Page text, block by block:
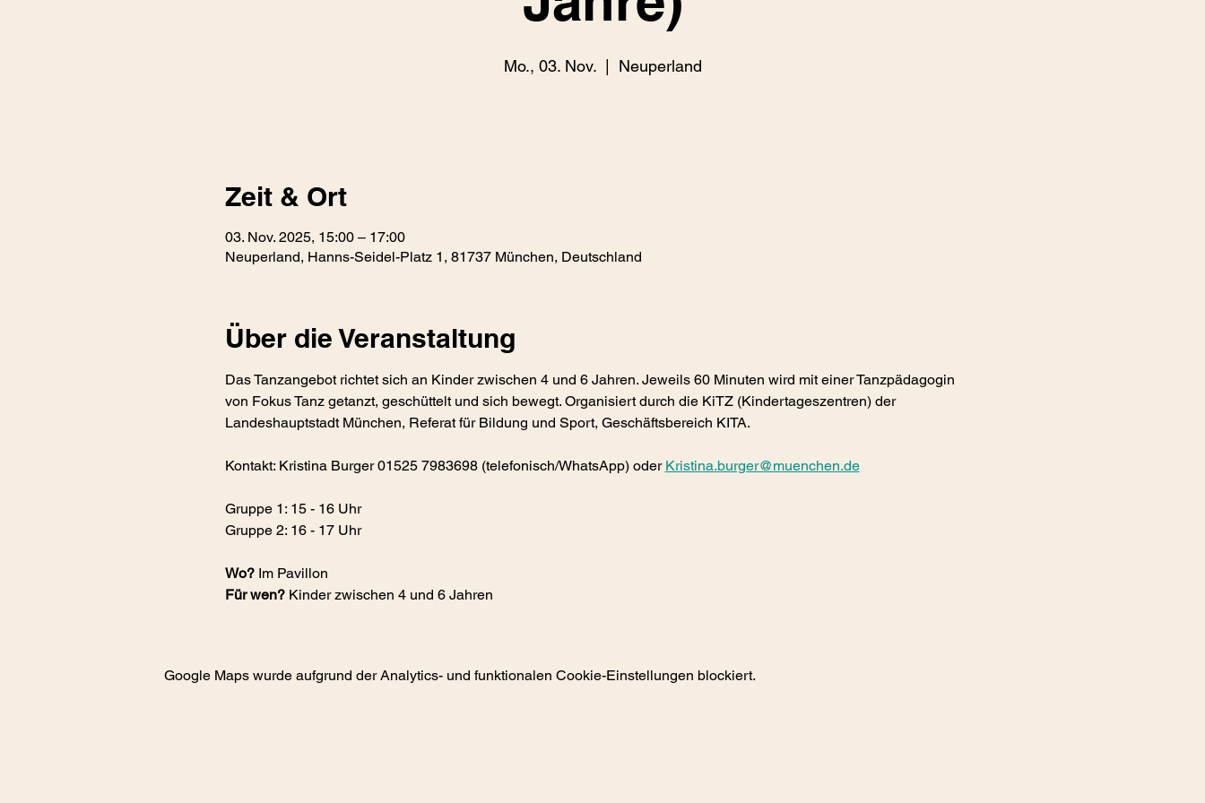
Mo., 03. Nov.
  |
Neuperland
Zeit & Ort
03. Nov. 2025, 15:00 – 17:00
Neuperland, Hanns-Seidel-Platz 1, 81737 München, Deutschland
Über die Veranstaltung
Das Tanzangebot richtet sich an Kinder zwischen 4 und 6 Jahren. Jeweils 60 Minuten wird mit einer Tanzpädagogin
von Fokus Tanz getanzt, geschüttelt und sich bewegt. Organisiert durch die KiTZ (Kindertageszentren) der
Landeshauptstadt München, Referat für Bildung und Sport, Geschäftsbereich KITA.
Kontakt: Kristina Burger 01525 7983698 (telefonisch/WhatsApp) oder Kristina.burger@muenchen.de
Gruppe 1: 15 - 16 Uhr
Gruppe 2: 16 - 17 Uhr
Wo? Im Pavillon
Für wen? Kinder zwischen 4 und 6 Jahren
Google Maps wurde aufgrund der Analytics- und funktionalen Cookie-Einstellungen blockiert.